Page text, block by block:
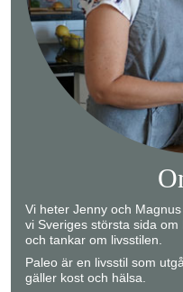
Vi heter Jenny och
vi Sveriges största sida
och tankar om livsstilen.
Paleo är en livsstil som
gäller kost och hälsa.